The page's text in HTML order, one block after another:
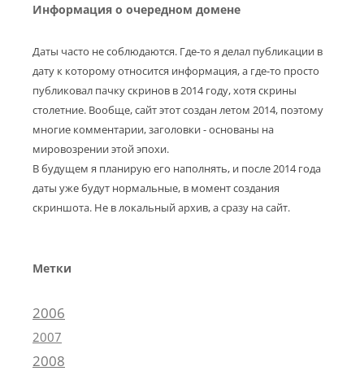
Информация о очередном домене
Даты часто не соблюдаются. Где-то я делал публикации в
дату к которому относится информация, а где-то просто
публиковал пачку скринов в 2014 году, хотя скрины
столетние. Вообще, сайт этот создан летом 2014, поэтому
многие комментарии, заголовки - основаны на
мировозрении этой эпохи.
В будущем я планирую его наполнять, и после 2014 года
даты уже будут нормальные, в момент создания
скриншота. Не в локальный архив, а сразу на сайт.
Метки
2006
2007
2008